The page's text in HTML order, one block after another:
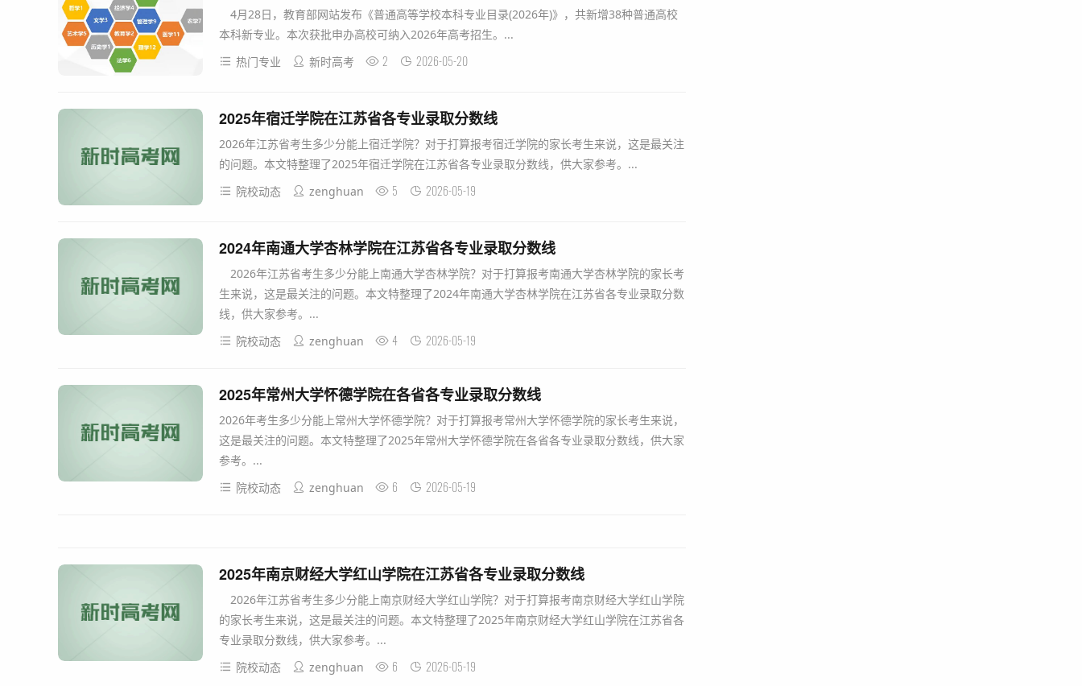
4月28日，教育部网站发布《普通高等学校本科专业目录(2026年)》，共新增38种普通高校
本科新专业。本次获批申办高校可纳入2026年高考招生。...
热门专业
新时高考 2 2026-05-20
2025年宿迁学院在江苏省各专业录取分数线
2026年江苏省考生多少分能上宿迁学院？对于打算报考宿迁学院的家长考生来说，这是最关注
的问题。本文特整理了2025年宿迁学院在江苏省各专业录取分数线，供大家参考。...
院校动态
zenghuan 5 2026-05-19
2024年南通大学杏林学院在江苏省各专业录取分数线
2026年江苏省考生多少分能上南通大学杏林学院？对于打算报考南通大学杏林学院的家长考
生来说，这是最关注的问题。本文特整理了2024年南通大学杏林学院在江苏省各专业录取分数
线，供大家参考。...
院校动态
zenghuan 4 2026-05-19
2025年常州大学怀德学院在各省各专业录取分数线
2026年考生多少分能上常州大学怀德学院？对于打算报考常州大学怀德学院的家长考生来说，
这是最关注的问题。本文特整理了2025年常州大学怀德学院在各省各专业录取分数线，供大家
参考。...
院校动态
zenghuan 6 2026-05-19
2025年南京财经大学红山学院在江苏省各专业录取分数线
2026年江苏省考生多少分能上南京财经大学红山学院？对于打算报考南京财经大学红山学院
的家长考生来说，这是最关注的问题。本文特整理了2025年南京财经大学红山学院在江苏省各
专业录取分数线，供大家参考。...
院校动态
zenghuan 6 2026-05-19